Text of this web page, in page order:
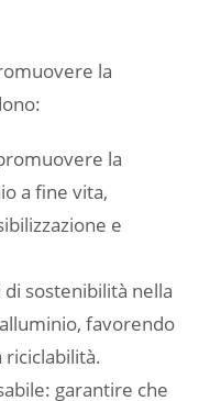
la
la
a fine vita,
e
sostenibilità nella
favorendo
riciclabilità.
garantire che